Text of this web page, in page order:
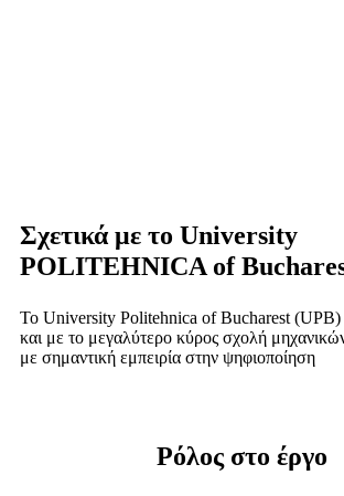
Σχετικά με το University
POLITEHNICA of
Το University Politehnica of Bucharest (UPB)
και με το μεγαλύτερο κύρος σχολή
με σημαντική εμπειρία στην ψηφιοποίηση
Ρόλος στο έργο